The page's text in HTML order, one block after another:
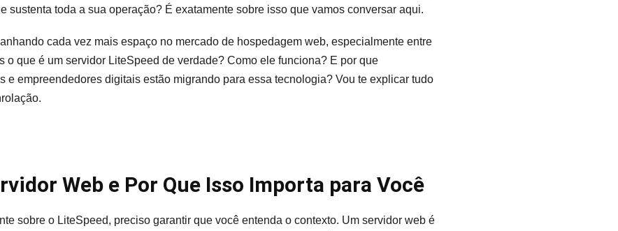
sustenta toda a sua operação? É exatamente sobre isso que vamos conversar aqui.
cada vez mais espaço no mercado de hospedagem web, especialmente entre
o que é um servidor LiteSpeed de verdade? Como ele funciona? E por que
e empreendedores digitais estão migrando para essa tecnologia? Vou te explicar tudo
Web e Por Que Isso Importa para Você
sobre o LiteSpeed, preciso garantir que você entenda o contexto. Um servidor web é